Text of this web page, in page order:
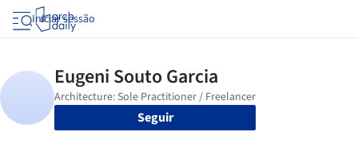
Iniciar sessão
Seguir